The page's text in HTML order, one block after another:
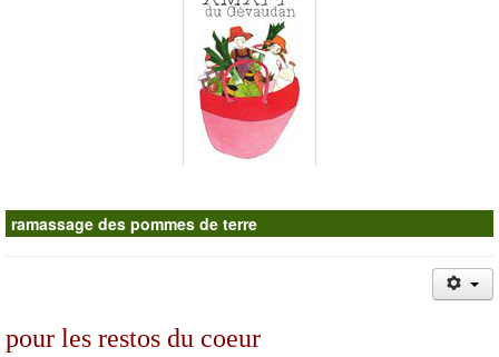
ramassage des pommes de terre
pour les restos du coeur